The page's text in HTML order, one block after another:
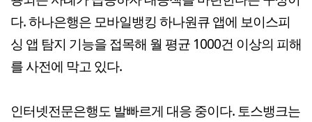
다. 하나은행은 모바일뱅킹 하나원큐 앱에 보이스피
싱 앱 탐지 기능을 접목해 월 평균 1000건 이상의 피해
를 사전에 막고 있다.
인터넷전문은행도 발빠르게 대응 중이다. 토스뱅크는